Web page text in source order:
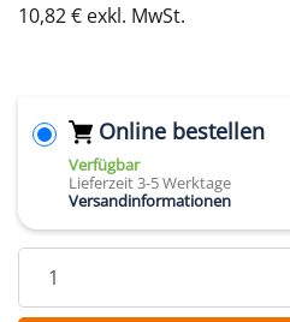
10,82 € exkl. MwSt.
Online bestellen
Verfügbar
Lieferzeit 3-5 Werktage
Versandinformationen